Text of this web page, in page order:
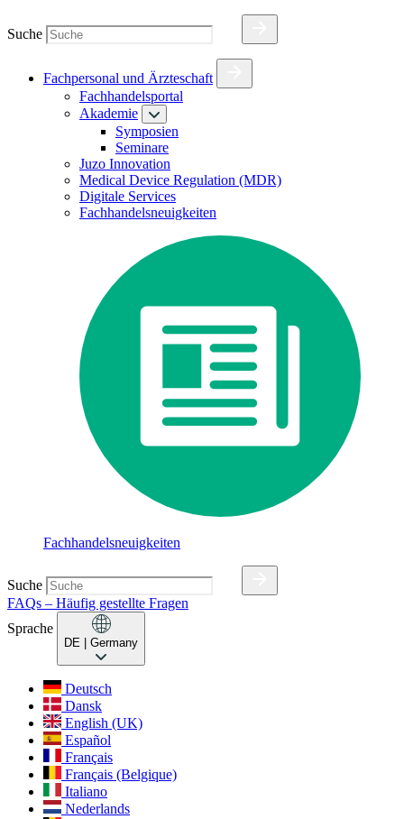
Suche
Fachpersonal und Ärzteschaft
Fachhandelsportal
Akademie
Symposien
Seminare
Juzo Innovation
Medical Device Regulation (MDR)
Digitale Services
Fachhandelsneuigkeiten
Fachhandelsneuigkeiten
Suche
FAQs – Häufig gestellte Fragen
Sprache
DE | Germany
Deutsch
Dansk
English (UK)
Español
Français
Français (Belgique)
Italiano
Nederlands